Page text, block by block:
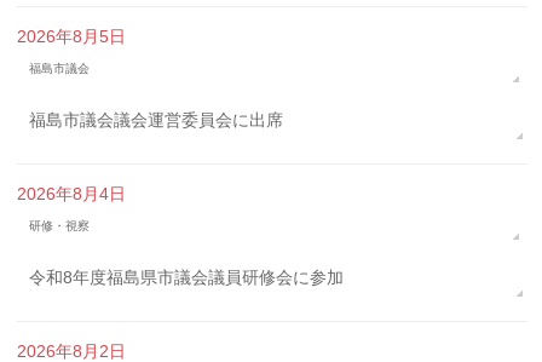
2026年8月5日
福島市議会
福島市議会議会運営委員会に出席
2026年8月4日
研修・視察
令和8年度福島県市議会議員研修会に参加
2026年8月2日